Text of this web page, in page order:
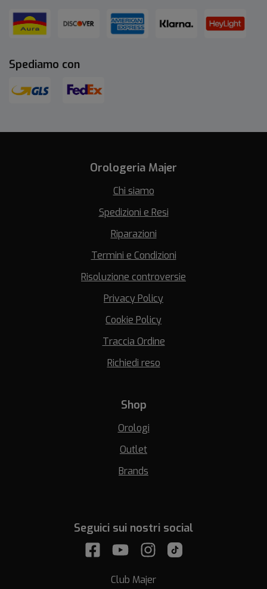
Spediamo con
Orologeria Majer
Chi siamo
Spedizioni e Resi
Riparazioni
Termini e Condizioni
Risoluzione controversie
Privacy Policy
Cookie Policy
Traccia Ordine
Richiedi reso
Shop
Orologi
Outlet
Brands
Seguici sui nostri social
Club Majer